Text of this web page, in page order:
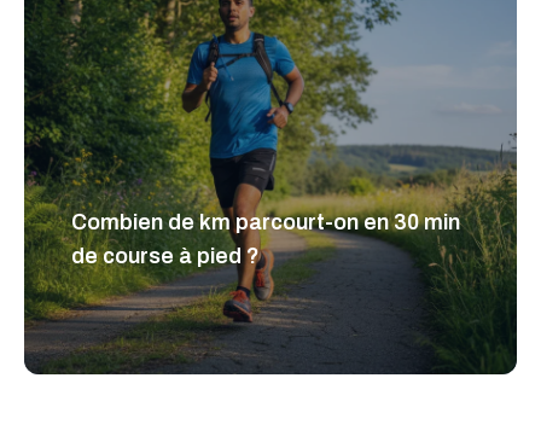
Combien de km parcourt-on en 30 min
de course à pied ?